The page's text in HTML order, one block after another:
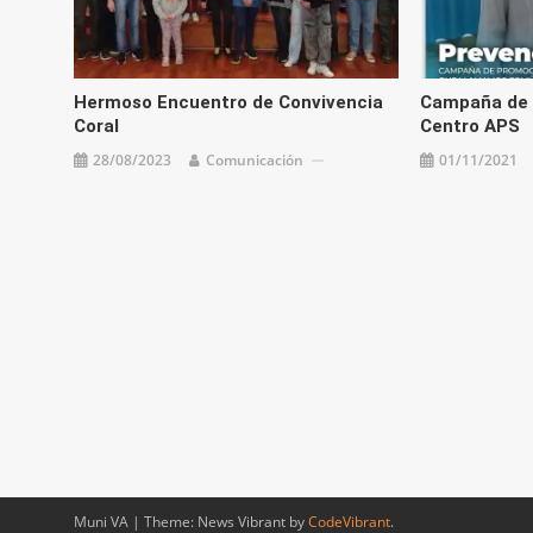
Hermoso Encuentro de Convivencia
Coral
28/08/2023 Comunicación
Campaña
Centro APS
01/11/2021
Muni VA | Theme: News Vibrant byCodeVibrant.